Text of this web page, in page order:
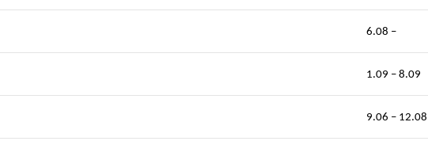
6.08 –
1.09 – 8.09
9.06 – 12.08